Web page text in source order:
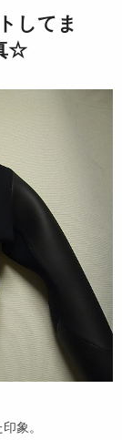
してま
☆
象。